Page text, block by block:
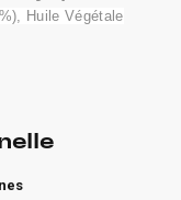
Huile Végétale